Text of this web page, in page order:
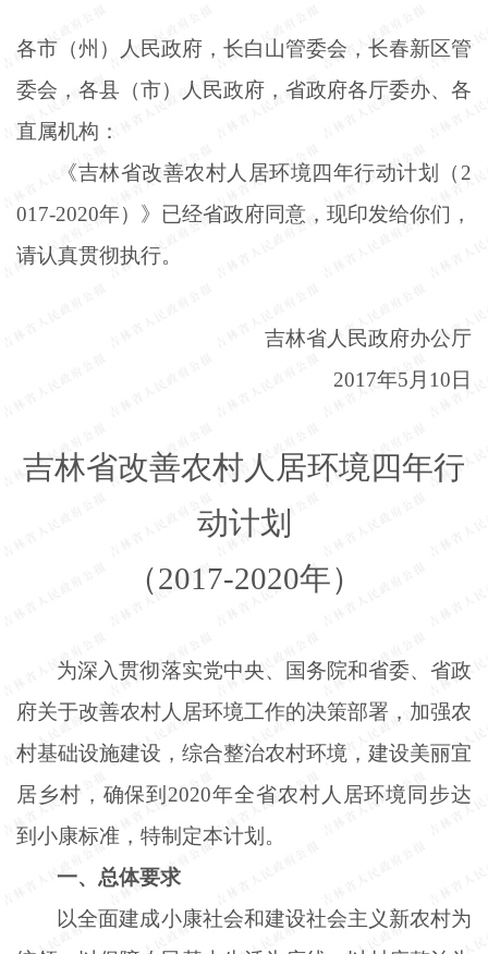
各市（州）人民政府，长白山管委会，长春新区管
委会，各县（市）人民政府，省政府各厅委办、各
直属机构：
《吉林省改善农村人居环境四年行动计划（ 2
017-2020年）》已经省政府同意，现印发给你们，
请认真贯彻执行。
吉林省人民政府办公厅
2017年5月10日
吉林省改善农村人居环境四年行
动计划
（2017-2020年）
为深入贯彻落实党中央、国务院和省委、省政
府关于改善农村人居环境工作的决策部署，加强农
村基础设施建设，综合整治农村环境，建设美丽宜
居乡村，确保到 2020年全省农村人居环境同步达
到小康标准，特制定本计划。
一、总体要求
以全面建成小康社会和建设社会主义新农村为